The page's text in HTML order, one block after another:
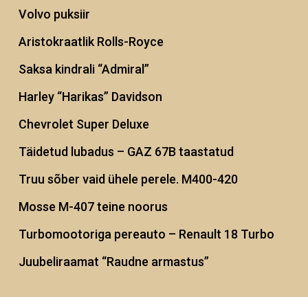
Volvo puksiir
Aristokraatlik Rolls-Royce
Saksa kindrali “Admiral”
Harley “Harikas” Davidson
Chevrolet Super Deluxe
Täidetud lubadus – GAZ 67B taastatud
Truu sõber vaid ühele perele. M400-420
Mosse M-407 teine noorus
Turbomootoriga pereauto – Renault 18 Turbo
Juubeliraamat “Raudne armastus”